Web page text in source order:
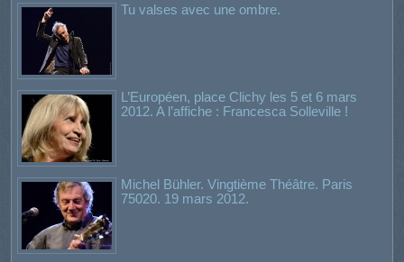
Tu valses avec une ombre.
L’Européen, place Clichy les 5 et 6 mars
2012. A l’affiche : Francesca Solleville !
Michel Bühler. Vingtième Théâtre. Paris
75020. 19 mars 2012.